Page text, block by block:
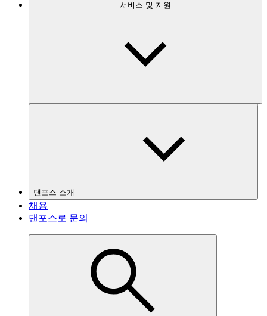
서비스 및 지원
댄포스 소개
채용
댄포스로 문의